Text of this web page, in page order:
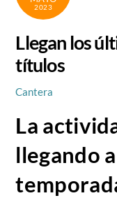
2023
Llegan los
títulos
Cantera
La
llegando